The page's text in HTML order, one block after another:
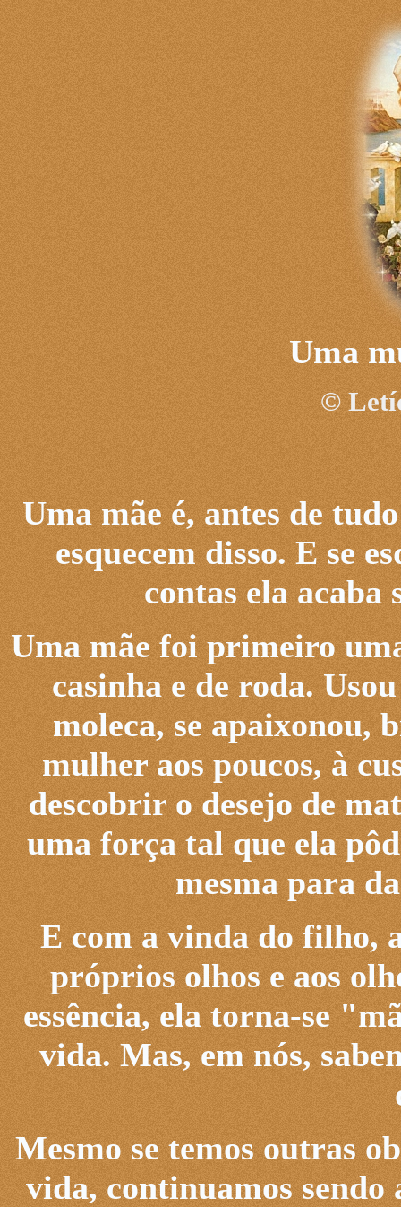
Uma
©
Uma mãe é, antes de
esquecem disso. E se
contas ela acaba
Uma mãe foi primeiro
casinha e de roda.
moleca, se apaixonou,
mulher aos poucos, à
descobrir o desejo de
uma força tal que ela
mesma para
E com a vinda do filho,
próprios olhos e aos
essência, ela torna-se
vida. Mas, em nós,
Mesmo se temos outras
vida, continuamos